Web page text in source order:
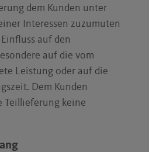
dem Kunden unter
Interessen zuzumuten
auf den
auf die vom
Leistung oder auf die
Dem Kunden
Teillieferung keine